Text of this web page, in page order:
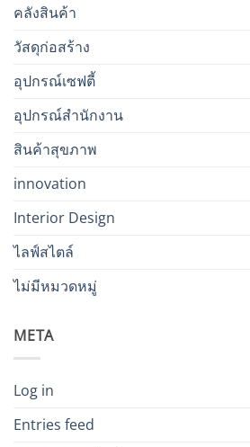
คลังสินค้า
วัสดุก่อสร้าง
อุปกรณ์เซฟตี้
อุปกรณ์สำนักงาน
สินค้าสุขภาพ
innovation
Interior Design
ไลฟ์สไตล์
ไม่มีหมวดหมู่
META
Log in
Entries feed